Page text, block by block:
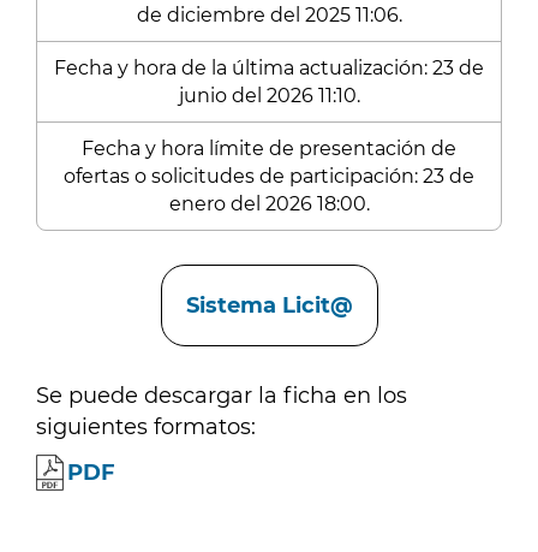
de diciembre del 2025 11:06.
Fecha y hora de la última actualización: 23 de
junio del 2026 11:10.
Fecha y hora límite de presentación de
ofertas o solicitudes de participación: 23 de
enero del 2026 18:00.
Sistema Licit@
Se puede descargar la ficha en los
siguientes formatos:
PDF